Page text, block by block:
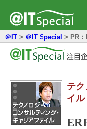
＠IT > ＠IT Special > PR
テク
イル